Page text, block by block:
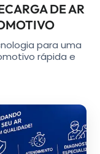
DE AR
para uma
rápida e